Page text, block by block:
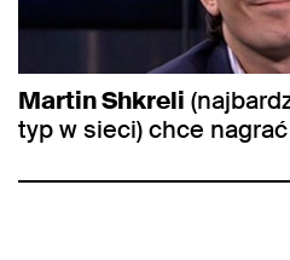
Martin Shkreli
typ w sieci) chce nagrać